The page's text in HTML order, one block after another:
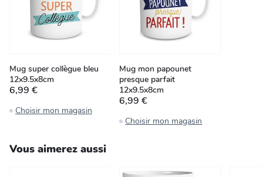
Mug super collègue bleu
12x9.5x8cm
6,99 €
Choisir mon magasin
Mug mon papounet
presque parfait
12x9.5x8cm
6,99 €
Choisir mon magasin
Vous aimerez aussi